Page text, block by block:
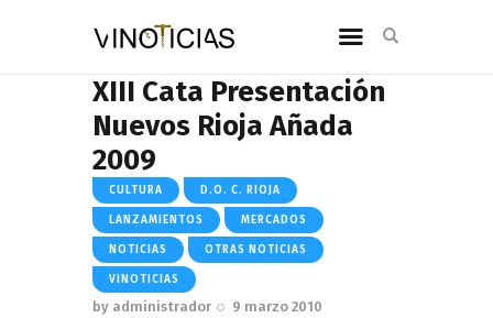
XIII Cata Presentación
Nuevos Rioja Añada
2009
CULTURA D.O. C. RIOJA
LANZAMIENTOS MERCADOS
NOTICIAS OTRAS NOTICIAS
VINOTICIAS
by administrador
9 marzo 2010